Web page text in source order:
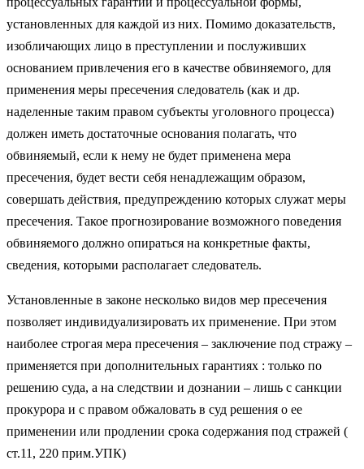
установленных для каждой из них. Помимо доказательств,
изобличающих лицо в преступлении и послуживших
основанием привлечения его в качестве обвиняемого, для
применения меры пресечения следователь (как и др.
наделенные таким правом субъекты уголовного процесса)
должен иметь достаточные основания полагать, что
обвиняемый, если к нему не будет применена мера
пресечения, будет вести себя ненадлежащим образом,
совершать действия, предупреждению которых служат меры
пресечения. Такое прогнозирование возможного поведения
обвиняемого должно опираться на конкретные факты,
сведения, которыми располагает следователь.
Установленные в законе несколько видов мер пресечения
позволяет индивидуализировать их применение. При этом
наиболее строгая мера пресечения – заключение под стражу –
применяется при дополнительных гарантиях : только по
решению суда, а на следствии и дознании – лишь с санкции
прокурора и с правом обжаловать в суд решения о ее
применении или продлении срока содержания под стражей (
ст.11, 220 прим.УПК)